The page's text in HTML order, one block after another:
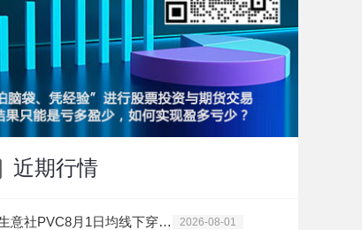
近期行情
生意社PVC8月1日均线下穿 均差为-3.40元/吨 2026-08-01